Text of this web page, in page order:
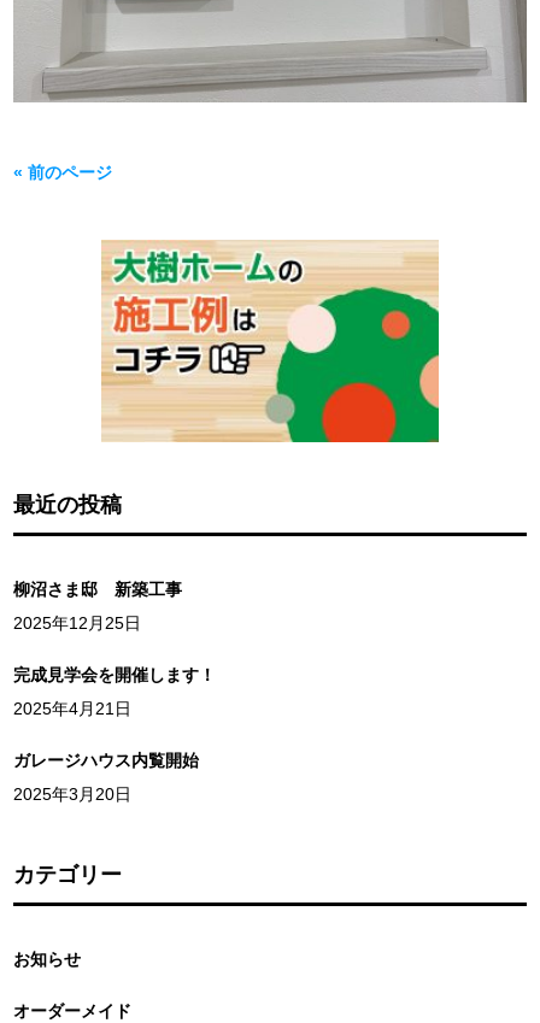
« 前のページ
最近の投稿
柳沼さま邸 新築工事
2025年12月25日
完成見学会を開催します！
2025年4月21日
ガレージハウス内覧開始
2025年3月20日
カテゴリー
お知らせ
オーダーメイド